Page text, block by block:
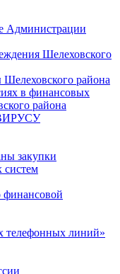
Администрации
Шелеховского
района
в финансовых
района
закупки
телефонных линий»